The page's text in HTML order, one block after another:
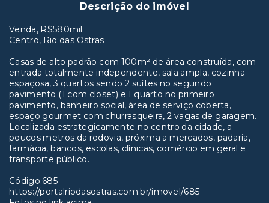
Descrição do imóvel
Venda, R$580mil
Centro, Rio das Ostras
Casas de alto padrão com 100m² de área construída, com
entrada totalmente independente, sala ampla, cozinha
espaçosa, 3 quartos sendo 2 suítes no segundo
pavimento (1 com closet) e 1 quarto no primeiro
pavimento, banheiro social, área de serviço coberta,
espaço gourmet com churrasqueira, 2 vagas de garagem.
Localizada estrategicamente no centro da cidade, a
poucos metros da rodovia, próxima a mercados, padaria,
farmácia, bancos, escolas, clínicas, comércio em geral e
transporte público.
Código:685
https://portalriodasostras.com.br/imovel/685